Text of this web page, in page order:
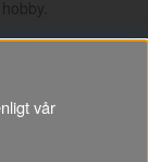
vår